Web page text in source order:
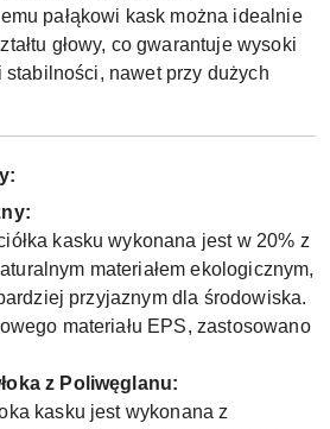
pałąkowi kask można idealnie
głowy, co gwarantuje wysoki
stabilności, nawet przy dużych
kasku wykonana jest w 20% z
materiałem ekologicznym,
przyjaznym dla środowiska.
materiału EPS, zastosowano
z Poliwęglanu:
kasku jest wykonana z